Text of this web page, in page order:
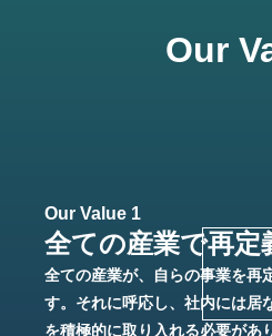
Our
Our Value 1
全ての産業で再定
全ての産業が、自らの事業を再
す。それに呼応し、社内には居
を積極的に取り入れる必要があ